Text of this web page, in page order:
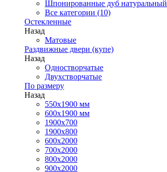
Шпонированные дуб натуральный
Все категории (10)
Остекленные
Назад
Матовые
Раздвижные двери (купе)
Назад
Одностворчатые
Двухстворчатые
По размеру
Назад
550x1900 мм
600x1900 мм
1900х700
1900х800
600x2000
700x2000
800x2000
900x2000